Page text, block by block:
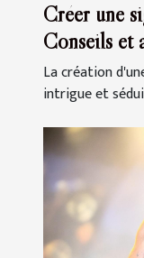
Créer une
Conseils et
La création
intrigue et